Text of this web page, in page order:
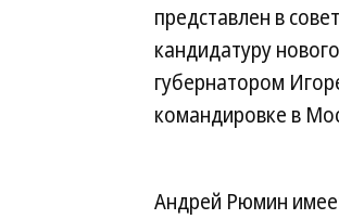
представлен в
кандидатуру
губернатором
командировке в
Андрей Рюмин